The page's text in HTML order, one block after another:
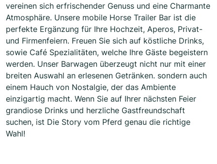
vereinen sich erfrischender Genuss und eine Charmante
Atmosphäre. Unsere mobile Horse Trailer Bar ist die
perfekte Ergänzung für Ihre Hochzeit, Aperos, Privat-
und Firmenfeiern. Freuen Sie sich auf köstliche Drinks,
sowie Café Spezialitäten, welche Ihre Gäste begeistern
werden. Unser Barwagen überzeugt nicht nur mit einer
breiten Auswahl an erlesenen Getränken. sondern auch
einem Hauch von Nostalgie, der das Ambiente
einzigartig macht. Wenn Sie auf Ihrer nächsten Feier
grandiose Drinks und herzliche Gastfreundschaft
suchen, ist Die Story vom Pferd genau die richtige
Wahl!